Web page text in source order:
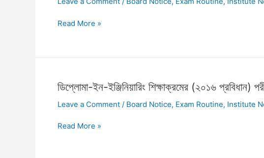
ইঞ্জিনিয়ারিং
(২০২২
প্রকাশ
Read More »
ডিপ্লোমা-ইন-ইঞ্জিনিয়ারিং শিক্ষাক্রমের (২০১৬ প্রবিধান)
Leave a Comment / Board Notice, Exam Routine, Institute
ডিপ্লোমা-
ইঞ্জিনিয়ারিং
(২০১৬
Read More »